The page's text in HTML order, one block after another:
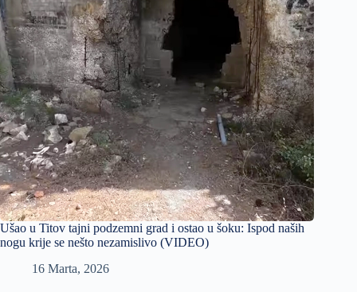
Ušao u Titov tajni podzemni grad i ostao u šoku: Ispod naših
nogu krije se nešto nezamislivo (VIDEO)
16 Marta, 2026